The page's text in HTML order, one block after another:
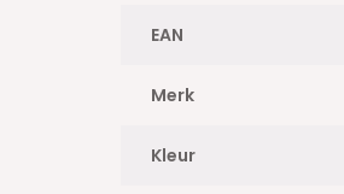
EAN
Merk
Kleur